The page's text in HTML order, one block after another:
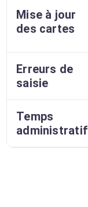
Mise à jour
des cartes
Erreurs de
saisie
Temps
administratif